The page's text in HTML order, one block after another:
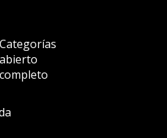
Categorías
abierto
completo